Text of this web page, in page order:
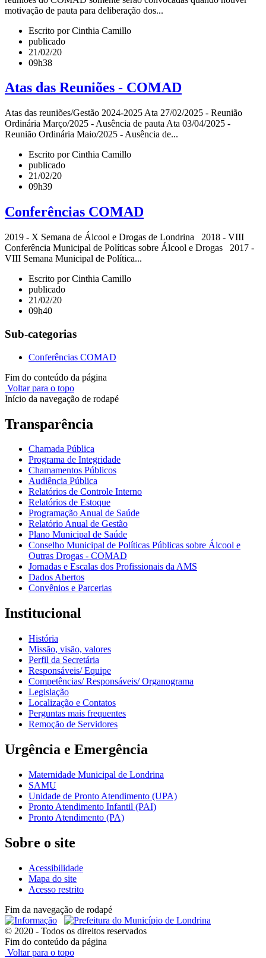
motivação de pauta para deliberação dos...
Escrito por Cinthia Camillo
publicado
21/02/20
09h38
Atas das Reuniões - COMAD
Atas das reuniões/Gestão 2024-2025 Ata 27/02/2025 - Reunião
Ordinária Março/2025 - Ausência de pauta Ata 03/04/2025 -
Reunião Ordinária Maio/2025 - Ausência de...
Escrito por Cinthia Camillo
publicado
21/02/20
09h39
Conferências COMAD
2019 - X Semana de Álcool e Drogas de Londrina 2018 - VIII
Conferência Municipal de Políticas sobre Álcool e Drogas 2017 -
VIII Semana Municipal de Política...
Escrito por Cinthia Camillo
publicado
21/02/20
09h40
Sub-categorias
Conferências COMAD
Fim do conteúdo da página
Voltar para o topo
Início da navegação de rodapé
Transparência
Chamada Pública
Programa de Integridade
Chamamentos Públicos
Audiência Pública
Relatórios de Controle Interno
Relatórios de Estoque
Programação Anual de Saúde
Relatório Anual de Gestão
Plano Municipal de Saúde
Conselho Municipal de Políticas Públicas sobre Álcool e
Outras Drogas - COMAD
Jornadas e Escalas dos Profissionais da AMS
Dados Abertos
Convênios e Parcerias
Institucional
História
Missão, visão, valores
Perfil da Secretária
Responsáveis/ Equipe
Competências/ Responsáveis/ Organograma
Legislação
Localização e Contatos
Perguntas mais frequentes
Remoção de Servidores
Urgência e Emergência
Maternidade Municipal de Londrina
SAMU
Unidade de Pronto Atendimento (UPA)
Pronto Atendimento Infantil (PAI)
Pronto Atendimento (PA)
Sobre o site
Acessibilidade
Mapa do site
Acesso restrito
Fim da navegação de rodapé
© 2020 - Todos os direitos reservados
Fim do conteúdo da página
Voltar para o topo